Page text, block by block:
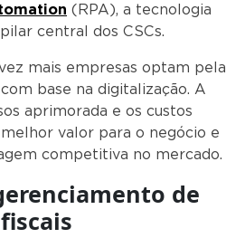
(RPA), a tecnologia
central dos CSCs.
mais empresas optam pela
base na digitalização. A
aprimorada e os custos
valor para o negócio e
competitiva no mercado.
de